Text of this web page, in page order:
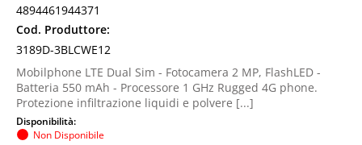
4894461944371
Cod. Produttore:
3189D-3BLCWE12
Mobilphone LTE Dual Sim - Fotocamera 2 MP, FlashLED -
Batteria 550 mAh - Processore 1 GHz Rugged 4G phone.
Protezione infiltrazione liquidi e polvere [...]
Disponibilità:
Non Disponibile